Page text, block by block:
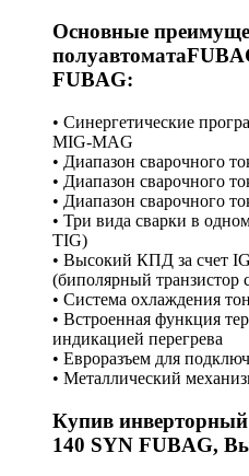
Основные
FUBAG:
• Синергетические
MIG-MAG
• Диапазон сварочного
• Диапазон сварочного
• Диапазон сварочного
• Три вида сварки в
TIG)
• Высокий КПД за счет
(биполярный транзистор
• Система охлаждения
• Встроенная функция
индикацией перегрева
• Евроразъем для
• Металлический
Купив
140 SYN FUBAG,